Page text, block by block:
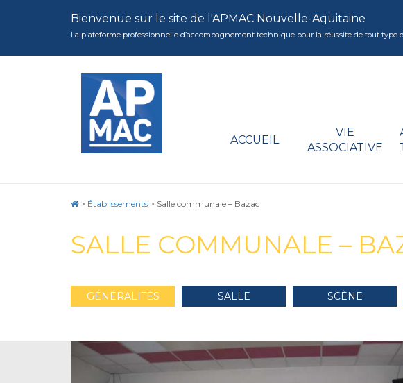
Bienvenue sur le site de l'APMAC Nouvelle-Aquitaine
La plateforme professionnelle d’accompagnement technique pour la réussite de tout type
ACCUEIL
VIE
ASSOCIATIVE
> Établissements > Salle communale – Bazac
SALLE COMMUNALE –
GÉNÉRALITÉS SALLE SCÈNE